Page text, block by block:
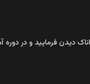
دیدن فرمایید و در